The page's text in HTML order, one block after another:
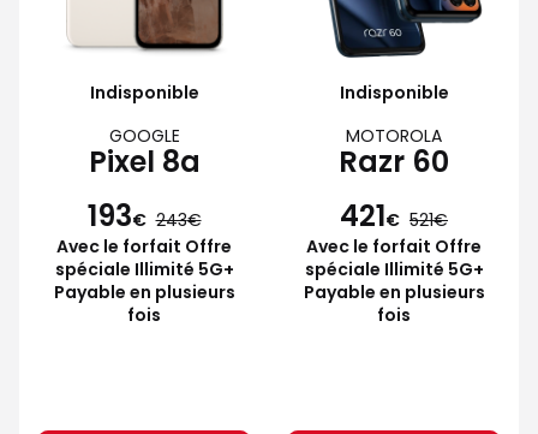
Indisponible
GOOGLE
Pixel 8a
193€ 243
Avec le forfait Offre
spéciale Illimité 5G+
Payable en plusieurs
fois
Indisponible
MOTOROLA
Razr 60
421€ 521
Avec le forfait Offre
spéciale Illimité 5G+
Payable en plusieurs
fois